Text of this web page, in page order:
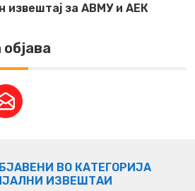
извештај за АВМУ и АЕК
ВО КАТЕГОРИЈА
ИЗВЕШТАИ